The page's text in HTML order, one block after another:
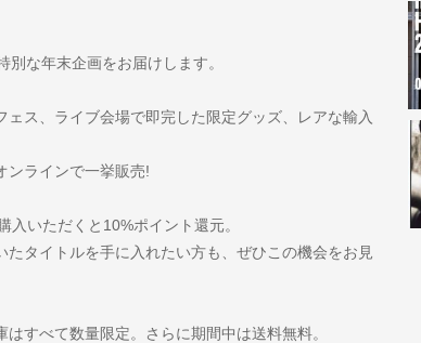
な年末企画をお届けします。
ス、ライブ会場で即完した限定グッズ、レアな輸入
ンラインで一挙販売!
いただくと10%ポイント還元。
タイトルを手に入れたい方も、ぜひこの機会をお見
すべて数量限定。さらに期間中は送料無料。